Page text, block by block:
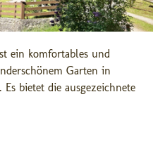
ein komfortables und
Garten in
bietet die ausgezeichnete